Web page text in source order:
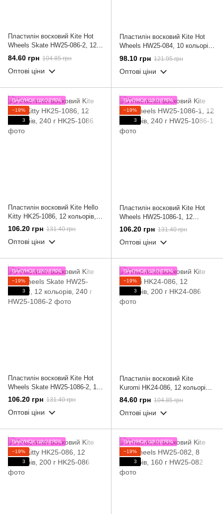
Пластилін восковий Kite Hot
Wheels Skate HW25-086-2, 12
кольорів, 200 г
84.60 грн 104.85 грн
Оптові ціни
Пластилін восковий Kite Hot
Wheels HW25-084, 10 кольорів,
200 г
98.10 грн 121.95 грн
Оптові ціни
ПАКУНОК ШКОЛЯРА
−19%
3
Пластилін восковий Kite Hello
Kitty HK25-1086, 12 кольорів,
240 г
106.20 грн 131.40 грн
Оптові ціни
ПАКУНОК ШКОЛЯРА
−19%
3
Пластилін восковий Kite Hot
Wheels HW25-1086-1, 12
кольорів, 240 г
106.20 грн 131.40 грн
Оптові ціни
ПАКУНОК ШКОЛЯРА
−19%
3
Пластилін восковий Kite Hot
Wheels Skate HW25-1086-2, 12
кольорів, 240 г
106.20 грн 131.40 грн
Оптові ціни
ПАКУНОК ШКОЛЯРА
−19%
3
Пластилін восковий Kite
Kuromi HK24-086, 12 кольорів,
200 г
84.60 грн 104.85 грн
Оптові ціни
ПАКУНОК ШКОЛЯРА
−19%
3
ПАКУНОК ШКОЛЯРА
−19%
3